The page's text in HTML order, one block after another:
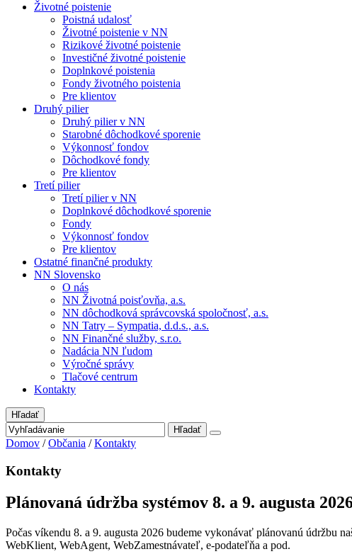
Životné poistenie
Poistná udalosť
Životné poistenie v NN
Rizikové životné poistenie
Investičné životné poistenie
Doplnkové poistenia
Fondy životného poistenia
Pre klientov
Druhý pilier
Druhý pilier v NN
Starobné dôchodkové sporenie
Výkonnosť fondov
Dôchodkové fondy
Pre klientov
Tretí pilier
Tretí pilier v NN
Doplnkové dôchodkové sporenie
Fondy
Výkonnosť fondov
Pre klientov
Ostatné finančné produkty
NN Slovensko
O nás
NN Životná poisťovňa, a.s.
NN dôchodková správcovská spoločnosť, a.s.
NN Tatry – Sympatia, d.d.s., a.s.
NN Finančné služby, s.r.o.
Nadácia NN ľudom
Výročné správy
Tlačové centrum
Kontakty
Hľadať
Hľadať
Domov / Občania / Kontakty
Kontakty
Plánovaná údržba systémov 8. a 9. augusta
Počas víkendu 8. a 9. augusta 2026 budeme vykonávať plánovanú údržbu
WebKlient, WebAgent, WebZamestnávateľ, e-podateľňa a pod.